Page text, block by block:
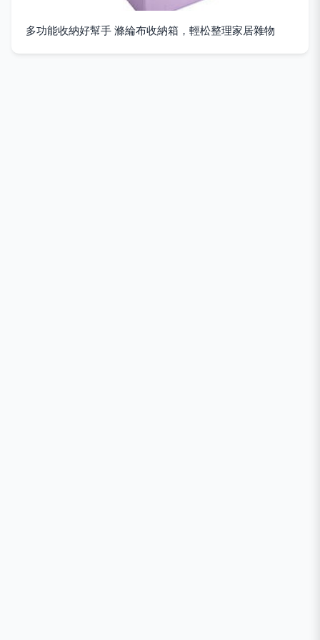
多功能收納好幫手 滌綸布收納箱，輕松整理家居雜物